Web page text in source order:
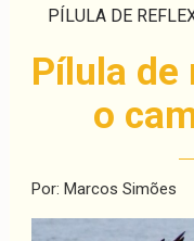
PÍLULA DE
Pílula de
o
Por: Marcos Simões